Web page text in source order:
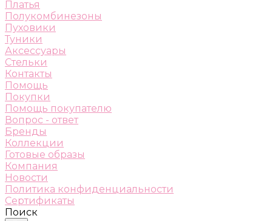
Платья
Полукомбинезоны
Пуховики
Туники
Аксессуары
Стельки
Контакты
Помощь
Покупки
Помощь покупателю
Вопрос - ответ
Бренды
Коллекции
Готовые образы
Компания
Новости
Политика конфиденциальности
Сертификаты
Поиск